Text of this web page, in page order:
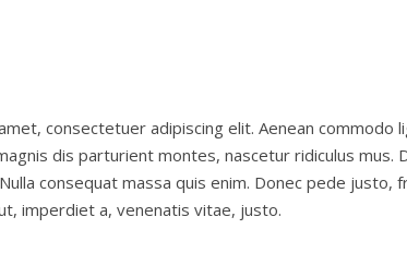
consectetuer adipiscing elit. Aenean commodo
dis parturient montes, nascetur ridiculus mus.
consequat massa quis enim. Donec pede justo,
imperdiet a, venenatis vitae, justo.